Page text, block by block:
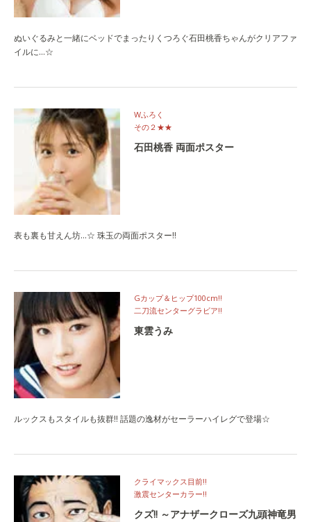
ぬいぐるみと一緒にベッドでまったりくつろぐ石田桃香ちゃんがクリアファ
イルに…☆
Wふろく
その２★★
石田桃香 両面ポスター
表も裏も甘えん坊…☆ 珠玉の両面ポスター!!
Gカップ＆ヒップ100cm!!
二刀流センターグラビア!!
東雲うみ
ルックスもスタイルも抜群!! 話題の逸材がセーラーハイレグで登場☆
クライマックス目前!!
激震センターカラー!!
クズ!! ～アナザークローズ九頭神竜男